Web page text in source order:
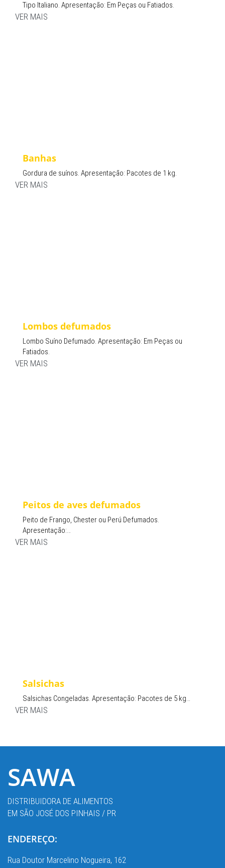
Tipo Italiano. Apresentação: Em Peças ou Fatiados.
VER MAIS
Banhas
Gordura de suínos. Apresentação: Pacotes de 1 kg.
VER MAIS
Lombos defumados
Lombo Suíno Defumado. Apresentação: Em Peças ou
Fatiados.
VER MAIS
Peitos de aves defumados
Peito de Frango, Chester ou Perú Defumados.
Apresentação:…
VER MAIS
Salsichas
Salsichas Congeladas. Apresentação: Pacotes de 5 kg…
VER MAIS
SAWA
DISTRIBUIDORA DE ALIMENTOS
EM SÃO JOSÉ DOS PINHAIS / PR
ENDEREÇO:
Rua Doutor Marcelino Nogueira, 162